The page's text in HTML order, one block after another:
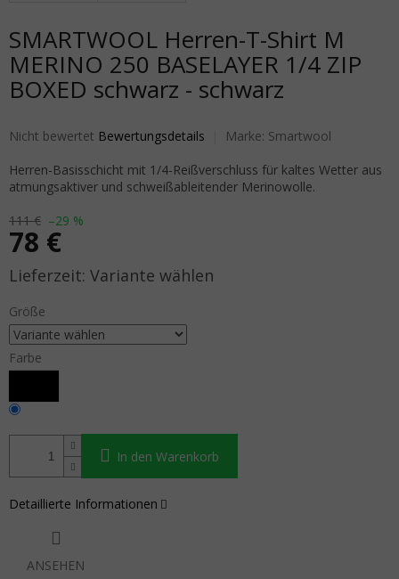
SMARTWOOL Herren-T-Shirt M
MERINO 250 BASELAYER 1/4 ZIP
BOXED schwarz - schwarz
Die durchschnittliche Produktbewertung ist 0,0 von 5 Sternen.
Nicht bewertet Bewertungsdetails Marke: Smartwool
111 € –29 %
78 €
Verkaufspreis: Variante wählen
Größe
Farbe
In den Warenkorb
Herren-Basisschicht mit 1/4-Reißverschluss für kaltes Wetter aus
atmungsaktiver und schweißableitender Merinowolle.
Detaillierte Informationen
ANSEHEN